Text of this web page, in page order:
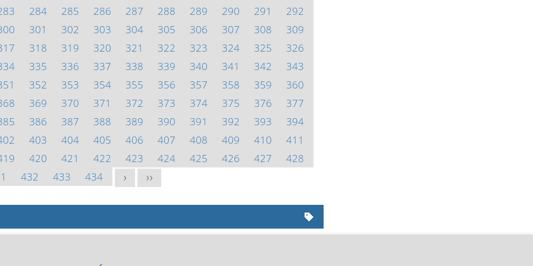
284 285 286 287 288 289 290 291
292
301 302 303 304 305 306 307 308
309
318 319 320 321 322 323 324 325
326
335 336 337 338 339 340 341 342
343
352 353 354 355 356 357 358 359
360
369 370 371 372 373 374 375 376
377
386 387 388 389 390 391 392 393
394
403 404 405 406 407 408 409 410
411
420 421 422 423 424 425 426 427
428
432 433 434 > >>